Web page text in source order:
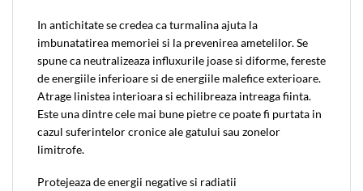
In antichitate se credea ca turmalina ajuta la
imbunatatirea memoriei si la prevenirea ametelilor. Se
spune ca neutralizeaza influxurile joase si diforme, fereste
de energiile inferioare si de energiile malefice exterioare.
Atrage linistea interioara si echilibreaza intreaga fiinta.
Este una dintre cele mai bune pietre ce poate fi purtata in
cazul suferintelor cronice ale gatului sau zonelor
limitrofe.
Protejeaza de energii negative si radiatii